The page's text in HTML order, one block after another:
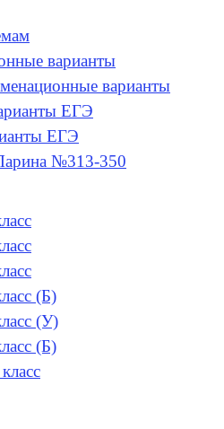
варианты
варианты
ЕГЭ
ЕГЭ
№313-350
(Б)
(У)
(Б)